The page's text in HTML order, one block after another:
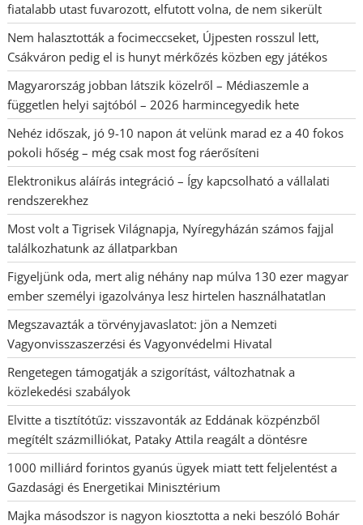
fiatalabb utast fuvarozott, elfutott volna, de nem sikerült
Nem halasztották a focimeccseket, Újpesten rosszul lett,
Csákváron pedig el is hunyt mérkőzés közben egy játékos
Magyarország jobban látszik közelről – Médiaszemle a
független helyi sajtóból – 2026 harmincegyedik hete
Nehéz időszak, jó 9-10 napon át velünk marad ez a 40 fokos
pokoli hőség – még csak most fog ráerősíteni
Elektronikus aláírás integráció – Így kapcsolható a vállalati
rendszerekhez
Most volt a Tigrisek Világnapja, Nyíregyházán számos fajjal
találkozhatunk az állatparkban
Figyeljünk oda, mert alig néhány nap múlva 130 ezer magyar
ember személyi igazolványa lesz hirtelen használhatatlan
Megszavazták a törvényjavaslatot: jön a Nemzeti
Vagyonvisszaszerzési és Vagyonvédelmi Hivatal
Rengetegen támogatják a szigorítást, változhatnak a
közlekedési szabályok
Elvitte a tisztítótűz: visszavonták az Eddának közpénzből
megítélt százmilliókat, Pataky Attila reagált a döntésre
1000 milliárd forintos gyanús ügyek miatt tett feljelentést a
Gazdasági és Energetikai Minisztérium
Majka másodszor is nagyon kiosztotta a neki beszóló Bohár